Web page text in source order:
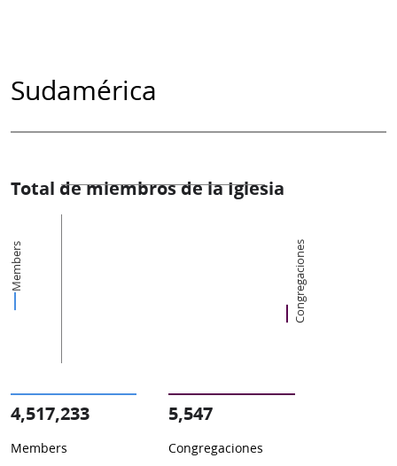
Sudamérica
Total de miembros de la Iglesia
Members Congregaciones
4,517,233
Members
5,547
Congregaciones